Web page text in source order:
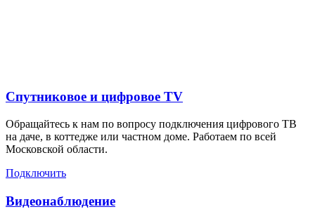
Спутниковое и цифровое TV
Обращайтесь к нам по вопросу подключения цифрового ТВ
на даче, в коттедже или частном доме. Работаем по всей
Московской области.
Подключить
Видеонаблюдение